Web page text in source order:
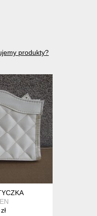
produkty?